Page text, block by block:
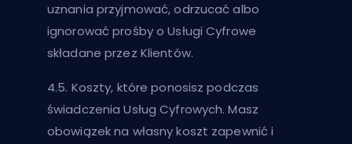
uznania przyjmować, odrzucać albo
ignorować prośby o Usługi Cyfrowe
składane przez Klientów.
4.5. Koszty, które ponosisz podczas
świadczenia Usług Cyfrowych. Masz
obowiązek na własny koszt zapewnić i